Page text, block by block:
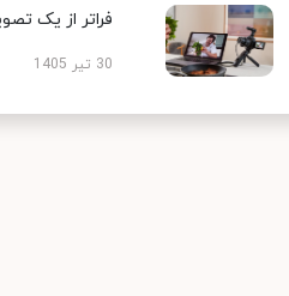
فراتر از یک
30 تیر 1405